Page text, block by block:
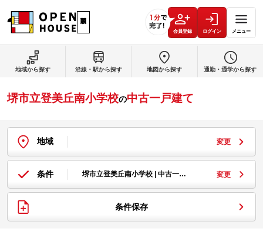
会員登録 ログイン メニュー
堺市立登美丘南小学校の中古一戸建て
地域 変更
条件 堺市立登美丘南小学校 | 中古一… 変更
条件保存
地域から探す 沿線・駅から探す 地図から探す 通勤・通学から探す